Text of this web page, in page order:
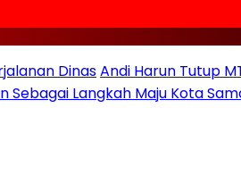
DinasAndi Harun Tutup
Langkah Maju Kota